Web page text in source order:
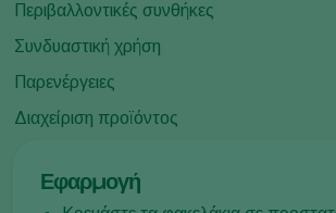
Περιβαλλοντικές συνθήκες
Συνδυαστική χρήση
Παρενέργειες
Διαχείριση προϊόντος
Εφαρμογή